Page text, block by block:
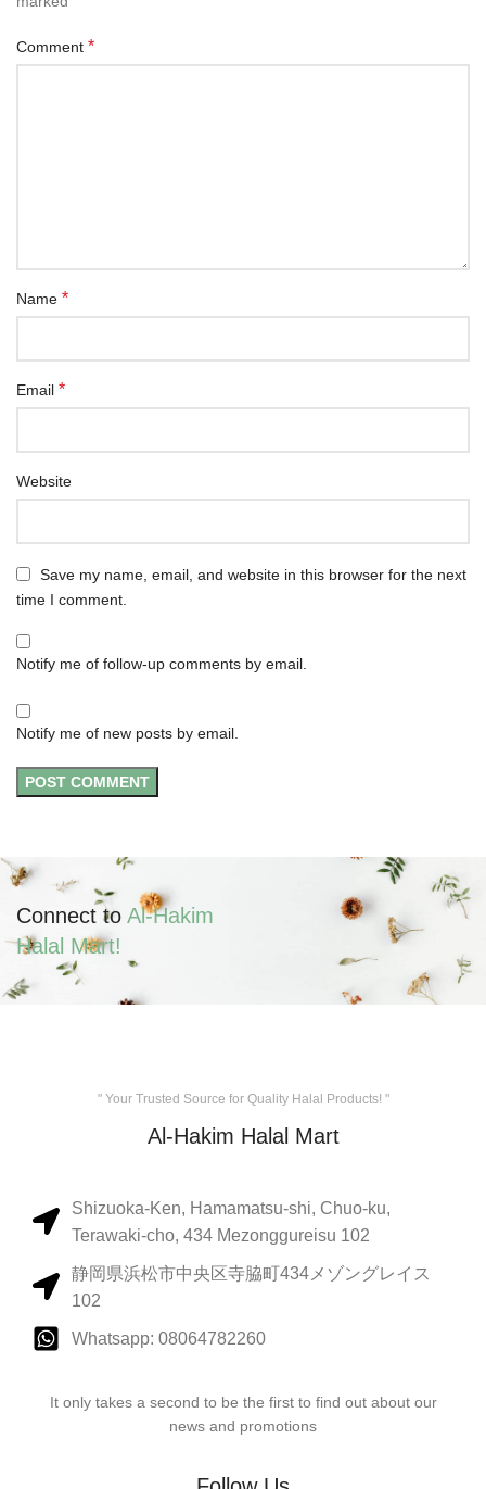
Comment *
Name *
Email *
Website
Save my name, email, and website in this browser for the next
time I comment.
Notify me of follow-up comments by email.
Notify me of new posts by email.
Connect toAl-Hakim
Halal Mart!
" Your Trusted Source for Quality Halal Products! "
Al-Hakim Halal Mart
Shizuoka-Ken, Hamamatsu-shi, Chuo-ku,
Terawaki-cho, 434 Mezonggureisu 102
静岡県浜松市中央区寺脇町434メゾングレイス
102
Whatsapp: 08064782260
It only takes a second to be the first to find out about our
news and promotions